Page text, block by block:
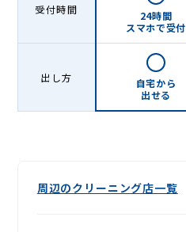
受付時間
24時間
スマホで受付
出し方
自宅から
出せる
周辺のクリーニング店一覧